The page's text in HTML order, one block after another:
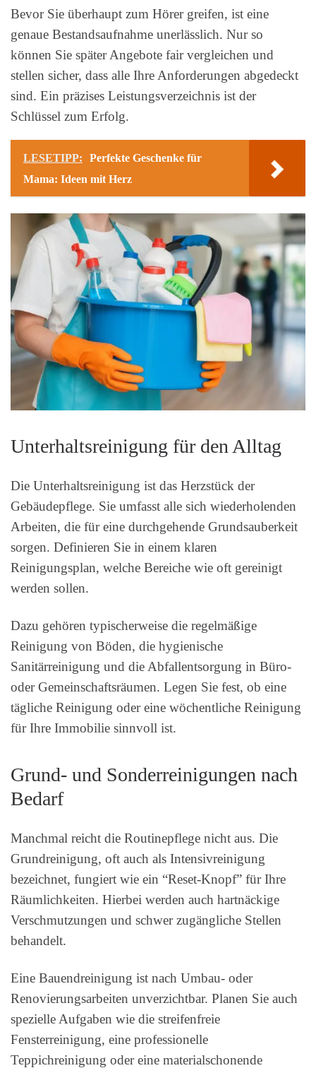
Bevor Sie überhaupt zum Hörer greifen, ist eine
genaue Bestandsaufnahme unerlässlich. Nur so
können Sie später Angebote fair vergleichen und
stellen sicher, dass alle Ihre Anforderungen abgedeckt
sind. Ein präzises Leistungsverzeichnis ist der
Schlüssel zum Erfolg.
LESETIPP:
Perfekte Geschenke für
Mama: Ideen mit Herz
Unterhaltsreinigung für den Alltag
Die Unterhaltsreinigung ist das Herzstück der
Gebäudepflege. Sie umfasst alle sich wiederholenden
Arbeiten, die für eine durchgehende Grundsauberkeit
sorgen. Definieren Sie in einem klaren
Reinigungsplan, welche Bereiche wie oft gereinigt
werden sollen.
Dazu gehören typischerweise die regelmäßige
Reinigung von Böden, die hygienische
Sanitärreinigung und die Abfallentsorgung in Büro-
oder Gemeinschaftsräumen. Legen Sie fest, ob eine
tägliche Reinigung oder eine wöchentliche Reinigung
für Ihre Immobilie sinnvoll ist.
Grund- und Sonderreinigungen nach
Bedarf
Manchmal reicht die Routinepflege nicht aus. Die
Grundreinigung, oft auch als Intensivreinigung
bezeichnet, fungiert wie ein “Reset-Knopf” für Ihre
Räumlichkeiten. Hierbei werden auch hartnäckige
Verschmutzungen und schwer zugängliche Stellen
behandelt.
Eine Bauendreinigung ist nach Umbau- oder
Renovierungsarbeiten unverzichtbar. Planen Sie auch
spezielle Aufgaben wie die streifenfreie
Fensterreinigung, eine professionelle
Teppichreinigung oder eine materialschonende